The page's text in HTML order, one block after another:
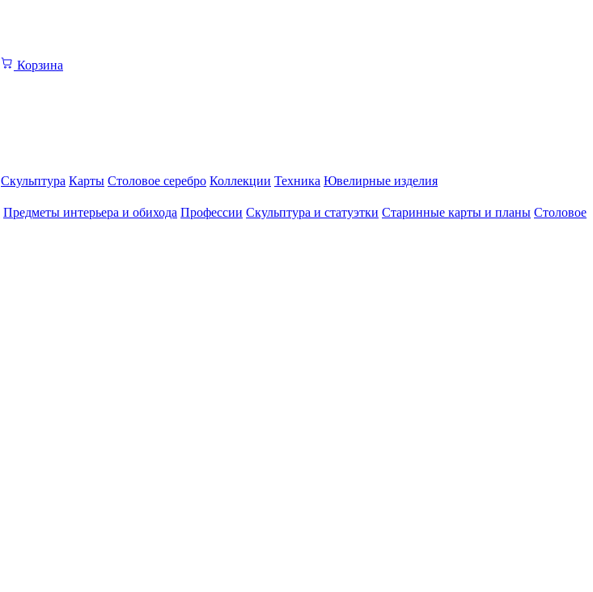
Корзина
Скульптура Карты Столовое серебро Коллекции Техника Ювелирные изделия
Предметы интерьера и обихода Профессии Скульптура и статуэтки Старинные карты и планы Столовое